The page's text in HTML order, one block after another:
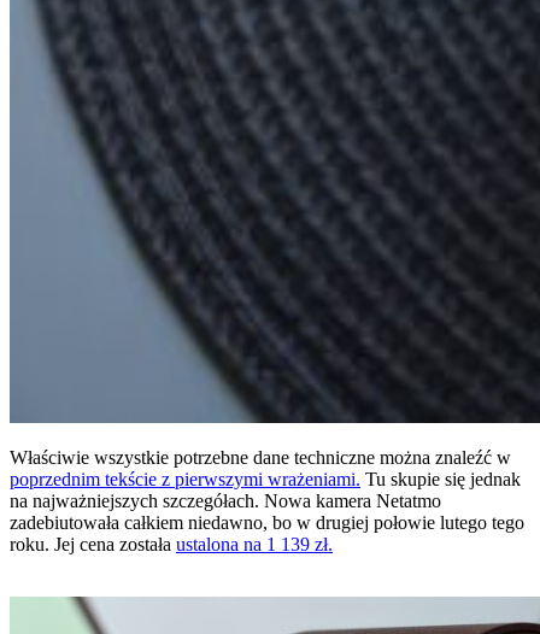
Właściwie wszystkie potrzebne dane techniczne można znaleźć w
poprzednim tekście z pierwszymi wrażeniami. Tu skupie się jednak
na najważniejszych szczegółach. Nowa kamera Netatmo
zadebiutowała całkiem niedawno, bo w drugiej połowie lutego tego
roku. Jej cena została ustalona na 1 139 zł.